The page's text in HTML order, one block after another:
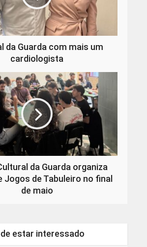
da Guarda com mais um
cardiologista
da Guarda organiza
Jogos de Tabuleiro no final
de maio
estar interessado